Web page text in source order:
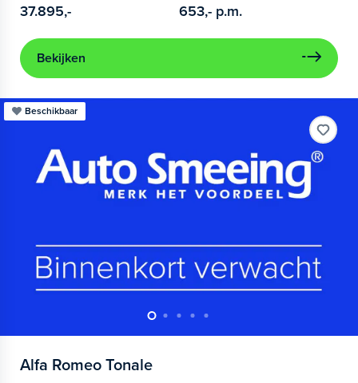
37.895,- 653,- p.m.
Bekijken
Beschikbaar
Alfa Romeo Tonale